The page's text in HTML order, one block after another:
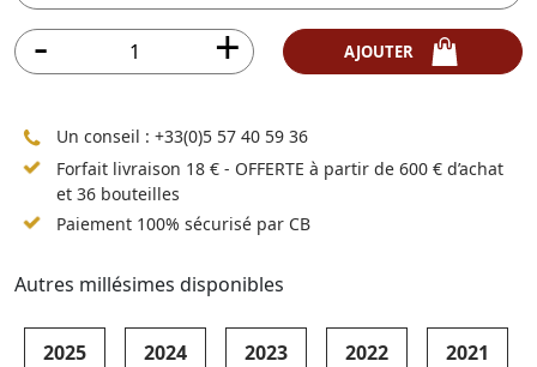
Un conseil : +33(0)5 57 40 59 36
Forfait livraison 18 € - OFFERTE à partir de 600 € d’achat
et 36 bouteilles
Paiement 100% sécurisé par CB
Autres millésimes disponibles
2025 2024 2023 2022 2021